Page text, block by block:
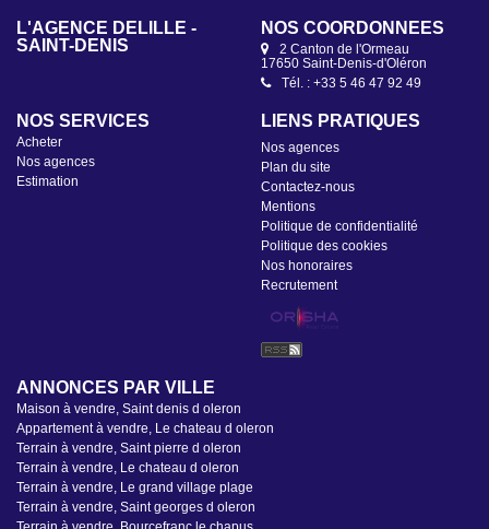
L'AGENCE DELÎLLE -
SAINT-DENIS
NOS COORDONNÉES
2 Canton de l'Ormeau
17650 Saint-Denis-d'Oléron
Tél. : +33 5 46 47 92 49
NOS SERVICES
Acheter
Nos agences
Estimation
LIENS PRATIQUES
Nos agences
Plan du site
Contactez-nous
Mentions
Politique de confidentialité
Politique des cookies
Nos honoraires
Recrutement
ANNONCES PAR VILLE
Maison à vendre, Saint denis d oleron
Appartement à vendre, Le chateau d oleron
Terrain à vendre, Saint pierre d oleron
Terrain à vendre, Le chateau d oleron
Terrain à vendre, Le grand village plage
Terrain à vendre, Saint georges d oleron